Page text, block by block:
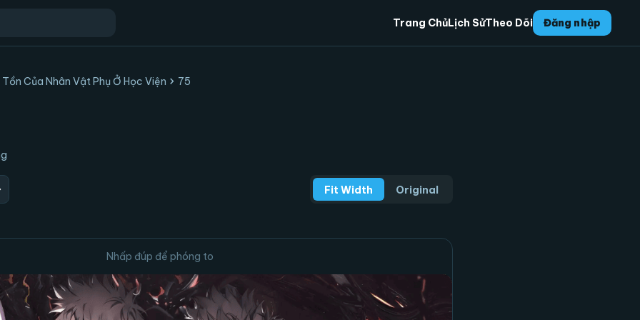
Trang ChủLịch SửTheo Dõi Đăng nhập
Của Nhân Vật Phụ Ở Học Viện chevron_right 75
Fit Width Original
Nhấp đúp để phóng to